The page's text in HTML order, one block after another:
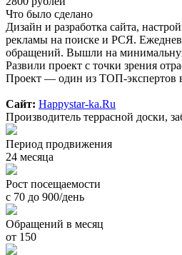
Что было сделано
Дизайн и разработка сайта,
рекламы на поиске и РСЯ.
обращений. Вышли на
Развили проект с точки зрения
Проект — один из ТОП-экспертов
Сайт: Happystar-ka.Ru
Производитель террасной доски,
Период продвижения
24 месяца
Рост посещаемости
с 70 до 900/день
Обращений в месяц
от 150